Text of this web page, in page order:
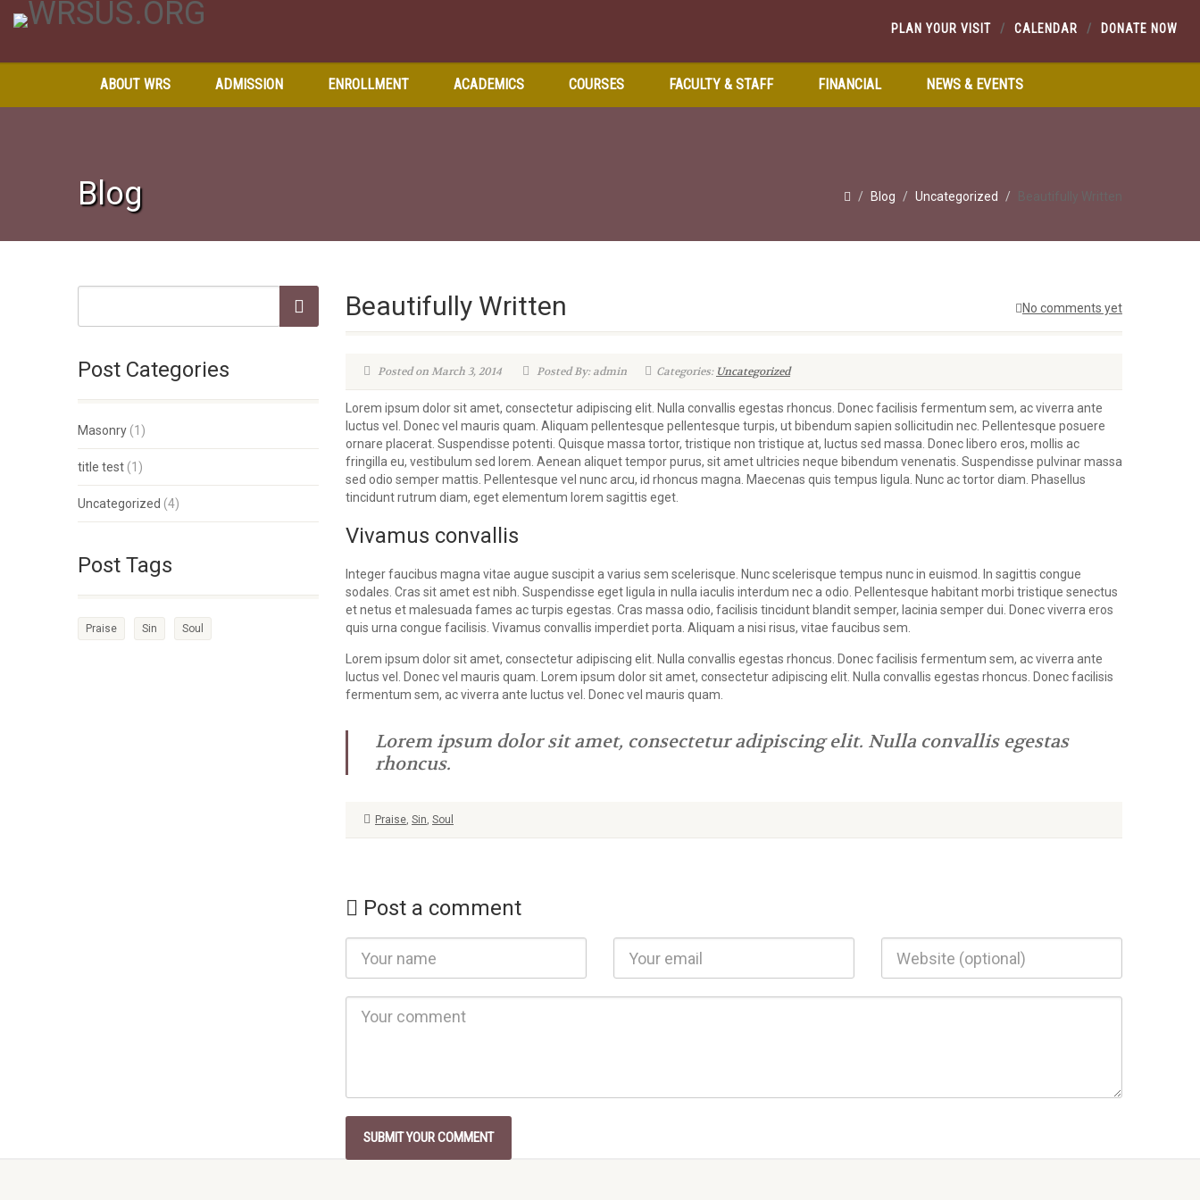
PLAN YOUR VISIT CALENDAR DONATE NOW
ABOUT WRS ADMISSION ENROLLMENT ACADEMICS COURSES FACULTY & STAFF FINANCIAL NEWS & EVENTS
Blog Blog Uncategorized
No comments yet
Beautifully Written
Posted on March 3, 2014 Posted By: admin Categories: Uncategorized
Lorem ipsum dolor sit amet, consectetur adipiscing elit. Nulla convallis egestas rhoncus. Donec facilisis fermentum sem, ac viverra ante
luctus vel. Donec vel mauris quam. Aliquam pellentesque pellentesque turpis, ut bibendum sapien sollicitudin nec. Pellentesque posuere
ornare placerat. Suspendisse potenti. Quisque massa tortor, tristique non tristique at, luctus sed massa. Donec libero eros, mollis ac
fringilla eu, vestibulum sed lorem. Aenean aliquet tempor purus, sit amet ultricies neque bibendum venenatis. Suspendisse pulvinar massa
sed odio semper mattis. Pellentesque vel nunc arcu, id rhoncus magna. Maecenas quis tempus ligula. Nunc ac tortor diam. Phasellus
tincidunt rutrum diam, eget elementum lorem sagittis eget.
Vivamus convallis
Integer faucibus magna vitae augue suscipit a varius sem scelerisque. Nunc scelerisque tempus nunc in euismod. In sagittis congue
sodales. Cras sit amet est nibh. Suspendisse eget ligula in nulla iaculis interdum nec a odio. Pellentesque habitant morbi tristique senectus
et netus et malesuada fames ac turpis egestas. Cras massa odio, facilisis tincidunt blandit semper, lacinia semper dui. Donec viverra eros
quis urna congue facilisis. Vivamus convallis imperdiet porta. Aliquam a nisi risus, vitae faucibus sem.
Lorem ipsum dolor sit amet, consectetur adipiscing elit. Nulla convallis egestas rhoncus. Donec facilisis fermentum sem, ac viverra ante
luctus vel. Donec vel mauris quam. Lorem ipsum dolor sit amet, consectetur adipiscing elit. Nulla convallis egestas rhoncus. Donec facilisis
fermentum sem, ac viverra ante luctus vel. Donec vel mauris quam.
Lorem ipsum dolor sit amet, consectetur adipiscing elit. Nulla convallis egestas
rhoncus.
Praise, Sin, Soul
Post a comment
Post Categories
Masonry (1)
title test (1)
Uncategorized (4)
Post Tags
Praise Sin Soul